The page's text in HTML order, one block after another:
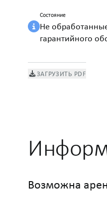
Состояние
Не
гарантийного
ЗАГРУЗИТЬ PDF
Возможна